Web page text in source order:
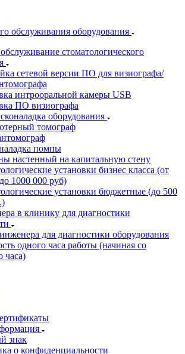
обслуживания оборудования
стоматологического
сетевой версии ПО для визиографа/
интрооральной камеры USB
ПО визиографа
оборудования
томограф
помпы
настенный на капитальную стену
установки бизнес класса (от
1000 000 руб)
установки бюджетные (до 500
в клинику для диагностики
для диагностики оборудования
одного часа работы (начиная со
часа)
знак
о конфиденциальности